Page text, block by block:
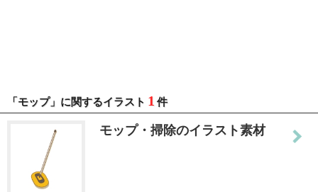
「モップ」に関するイラスト 1 件
モップ・掃除のイラスト素材